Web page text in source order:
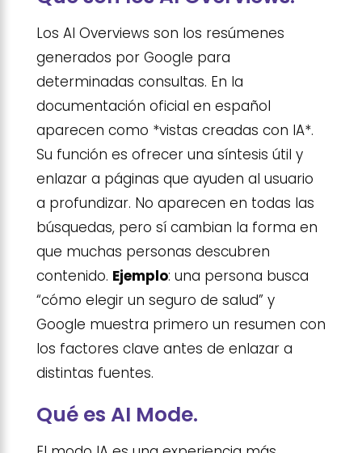
Los AI Overviews son los resúmenes
generados por Google para
determinadas consultas. En la
documentación oficial en español
aparecen como *vistas creadas con IA*.
Su función es ofrecer una síntesis útil y
enlazar a páginas que ayuden al usuario
a profundizar. No aparecen en todas las
búsquedas, pero sí cambian la forma en
que muchas personas descubren
contenido. Ejemplo: una persona busca
“cómo elegir un seguro de salud” y
Google muestra primero un resumen con
los factores clave antes de enlazar a
distintas fuentes.
Qué es AI Mode.